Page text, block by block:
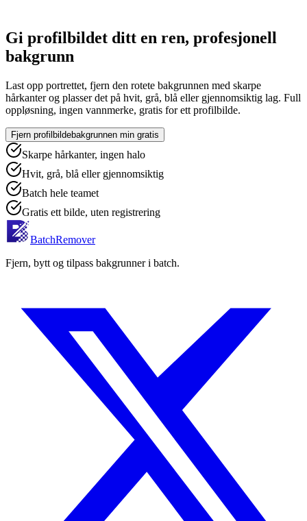
Gi profilbildet ditt en ren, profesjonell
bakgrunn
Last opp portrettet, fjern den rotete bakgrunnen med skarpe
hårkanter og plasser det på hvit, grå, blå eller gjennomsiktig lag. Full
oppløsning, ingen vannmerke, gratis for ett profilbilde.
Fjern profilbildebakgrunnen min gratis
Skarpe hårkanter, ingen halo
Hvit, grå, blå eller gjennomsiktig
Batch hele teamet
Gratis ett bilde, uten registrering
BatchRemover
Fjern, bytt og tilpass bakgrunner i batch.